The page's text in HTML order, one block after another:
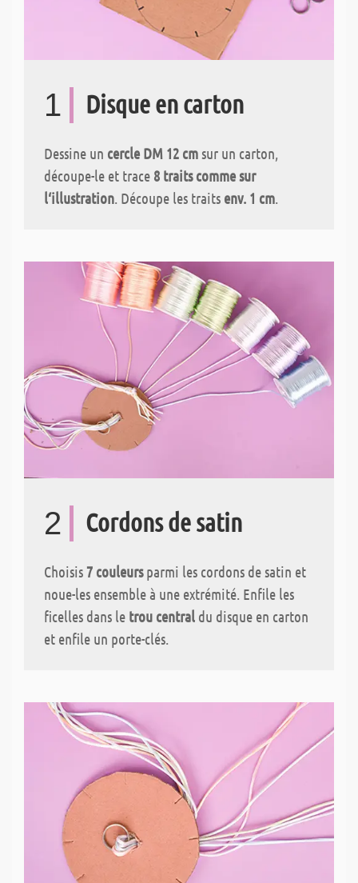
1 Disque en carton
Dessine un cercle DM 12 cm sur un carton,
découpe-le et trace 8 traits comme sur
l‘illustration. Découpe les traits env. 1 cm.
2 Cordons de satin
Choisis 7 couleursparmi les cordons de satin et
noue-les ensemble à une extrémité. Enfile les
ficelles dans le trou central du disque en carton
et enfile un porte-clés.